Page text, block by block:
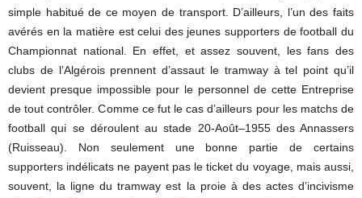
simple habitué de ce moyen de transport. D’ailleurs, l’un des faits
avérés en la matière est celui des jeunes supporters de football du
Championnat national. En effet, et assez souvent, les fans des
clubs de l’Algérois prennent d’assaut le tramway à tel point qu’il
devient presque impossible pour le personnel de cette Entreprise
de tout contrôler. Comme ce fut le cas d’ailleurs pour les matchs de
football qui se déroulent au stade 20-Août–1955 des Annassers
(Ruisseau). Non seulement une bonne partie de certains
supporters indélicats ne payent pas le ticket du voyage, mais aussi,
souvent, la ligne du tramway est la proie à des actes d’incivisme